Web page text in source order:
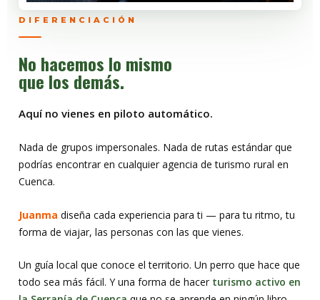
DIFERENCIACIÓN
No hacemos lo mismo
que los demás.
Aquí no vienes en piloto automático.
Nada de grupos impersonales. Nada de rutas estándar que
podrías encontrar en cualquier agencia de turismo rural en
Cuenca.
Juanma diseña cada experiencia para ti — para tu ritmo, tu
forma de viajar, las personas con las que vienes.
Un guía local que conoce el territorio. Un perro que hace que
todo sea más fácil. Y una forma de hacer turismo activo en